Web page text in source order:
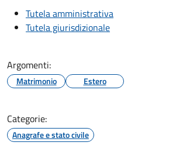
Tutela amministrativa
Tutela giurisdizionale
Argomenti:
Matrimonio Estero
Categorie:
Anagrafe e stato civile